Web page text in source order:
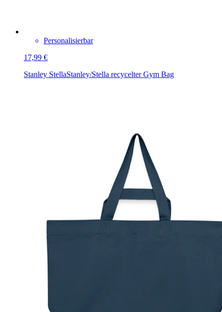
Personalisierbar
17,99 €
Stanley StellaStanley/Stella recycelter Gym Bag